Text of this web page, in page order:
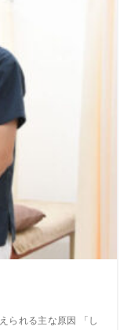
られる主な原因 「し